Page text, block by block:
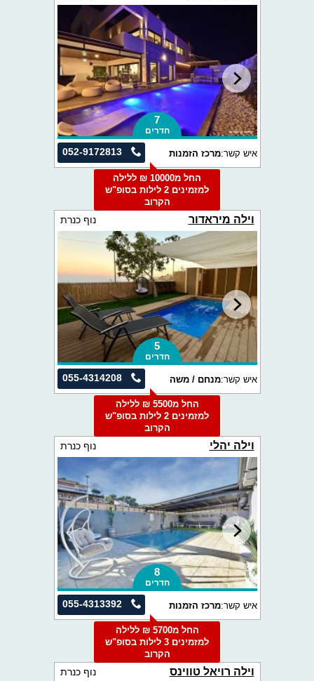
7
חדרים
052-9172813 איש קשר:מרכז הזמנות
החל מ10000 ₪ ללילה
למזמינים 2 לילות בסופ"ש
הקרוב
וילה מיראדור נוף כנרת
5
חדרים
055-4314208 איש קשר:מנחם / משה
החל מ5500 ₪ ללילה
למזמינים 2 לילות בסופ"ש
הקרוב
וילה יהלי נוף כנרת
8
חדרים
055-4313392 איש קשר:מרכז הזמנות
החל מ5700 ₪ ללילה
למזמינים 3 לילות בסופ"ש
הקרוב
וילה רויאל טווינס נוף כנרת